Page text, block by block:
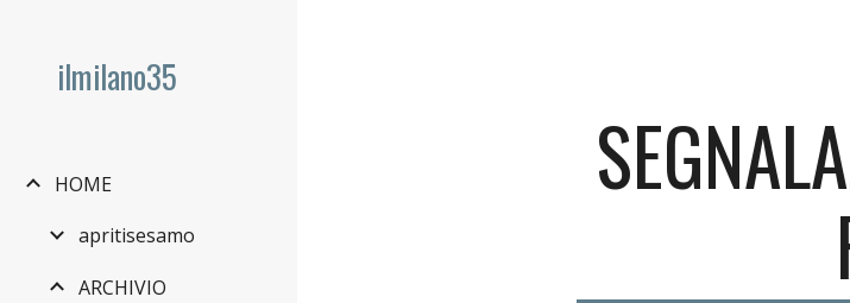
ilmilano35
HOME
apritisesamo
ARCHIVIO